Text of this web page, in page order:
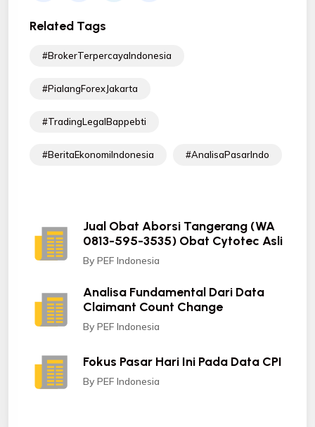
Related Tags
#BrokerTerpercayaIndonesia
#PialangForexJakarta
#TradingLegalBappebti
#BeritaEkonomiIndonesia #AnalisaPasarIndo
Jual Obat Aborsi Tangerang (WA
0813-595-3535) Obat Cytotec Asli
By PEF Indonesia
Analisa Fundamental Dari Data
Claimant Count Change
By PEF Indonesia
Fokus Pasar Hari Ini Pada Data CPI
By PEF Indonesia